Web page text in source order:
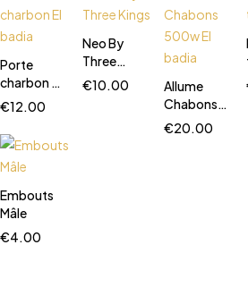
Porte
charbon El
badia
€12.00
Neo By
Three
Kings
€10.00
Allume
Chabons
500w El
€20.00
Embouts
Mâle
€4.00